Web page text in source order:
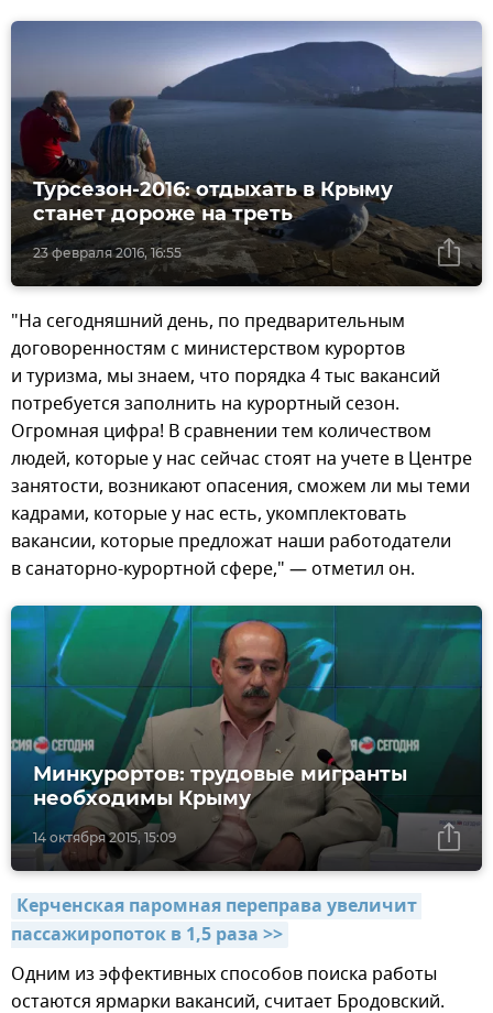
23 февраля 2016, 16:55
Турсезон-2016: отдыхать в Крыму
станет дороже на треть
"На сегодняшний день, по предварительным
договоренностям с министерством курортов
и туризма, мы знаем, что порядка 4 тыс вакансий
потребуется заполнить на курортный сезон.
Огромная цифра! В сравнении тем количеством
людей, которые у нас сейчас стоят на учете в Центре
занятости, возникают опасения, сможем ли мы теми
кадрами, которые у нас есть, укомплектовать
вакансии, которые предложат наши работодатели
в санаторно-курортной сфере," — отметил он.
14 октября 2015, 15:09
Минкурортов: трудовые мигранты
необходимы Крыму
Керченская паромная переправа увеличит
пассажиропоток в 1,5 раза >>
Одним из эффективных способов поиска работы
остаются ярмарки вакансий, считает Бродовский.